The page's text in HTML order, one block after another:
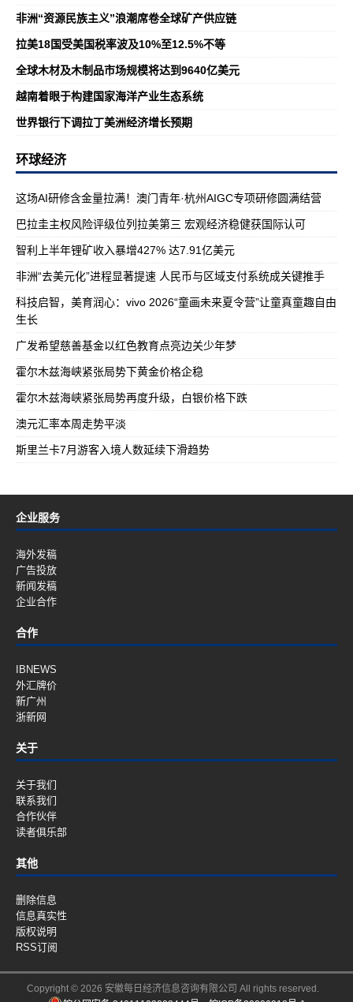
非洲“资源民族主义”浪潮席卷全球矿产供应链
拉美18国受美国税率波及10%至12.5%不等
全球木材及木制品市场规模将达到9640亿美元
越南着眼于构建国家海洋产业生态系统
世界银行下调拉丁美洲经济增长预期
环球经济
这场AI研修含金量拉满！澳门青年·杭州AIGC专项研修圆满结营
巴拉圭主权风险评级位列拉美第三 宏观经济稳健获国际认可
智利上半年锂矿收入暴增427% 达7.91亿美元
非洲“去美元化”进程显著提速 人民币与区域支付系统成关键推手
科技启智，美育润心：vivo 2026“童画未来夏令营”让童真童趣自由
生长
广发希望慈善基金以红色教育点亮边关少年梦
霍尔木兹海峡紧张局势下黄金价格企稳
霍尔木兹海峡紧张局势再度升级，白银价格下跌
澳元汇率本周走势平淡
斯里兰卡7月游客入境人数延续下滑趋势
企业服务
海外发稿
广告投放
新闻发稿
企业合作
合作
IBNEWS
外汇牌价
新广州
浙新网
关于
关于我们
联系我们
合作伙伴
读者俱乐部
其他
删除信息
信息真实性
版权说明
RSS订阅
Copyright © 2026 安徽每日经济信息咨询有限公司 All rights reserved.